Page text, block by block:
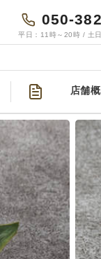
050-
平日：11時～20時 / 土
店舗